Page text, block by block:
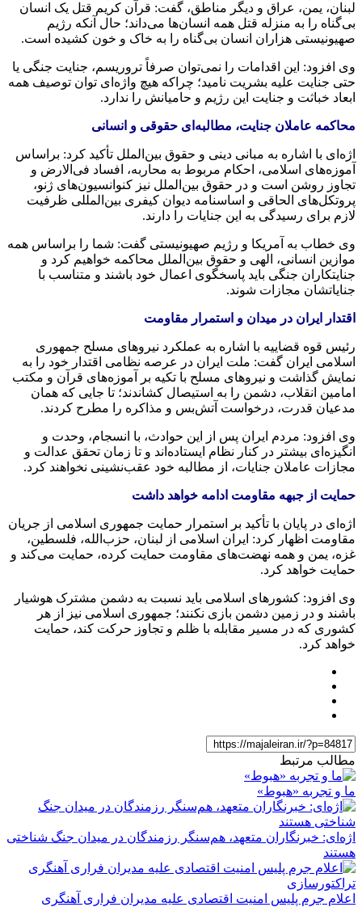
لبنان، یمن، عراق و دیگر مناطق، گفت: قرآن کریم قتل یک انسان
بی‌گناه را به منزله قتل همه انسان‌ها می‌داند؛ حال آنکه رژیم
صهیونیستی هزاران انسان بی‌گناه را به خاک و خون کشیده است.
وی افزود: این اقدامات را نمی‌توان صرفاً تروریسم، جنایت جنگی یا
حتی جنایت علیه بشریت نامید؛ چراکه هیچ واژه‌ای توان توصیف همه
ابعاد خباثت و جنایت این رژیم و حامیانش را ندارد.
محاکمه عاملان جنایت، مطالبه‌ای حقوقی و انسانی
اژه‌ای با اشاره به مبانی دینی و حقوق بین‌الملل تأکید کرد: براساس
آموزه‌های اسلامی، احکام مربوط به محاربه، افساد فی‌الارض و
تجاوز روشن است و در حقوق بین‌الملل نیز کنوانسیون‌های ژنو،
پروتکل‌های الحاقی و اساسنامه دیوان کیفری بین‌المللی ظرفیت
لازم برای رسیدگی به این جنایات را دارند.
وی خطاب به آمریکا و رژیم صهیونیستی گفت: شما را براساس همه
موازین انسانی، الهی و حقوق بین‌الملل محاکمه خواهیم کرد و
جنایتکاران جنگی باید پاسخگوی اعمال خود باشند و متناسب با
جنایاتشان مجازات شوند.
اقتدار ایران در میدان و استمرار مقاومت
رئیس قوه قضاییه با اشاره به عملکرد نیروهای مسلح جمهوری
اسلامی ایران گفت: ملت ایران در عرصه نظامی اقتدار خود را به
نمایش گذاشت و نیروهای مسلح با تکیه بر آموزه‌های قرآن و مکتب
امامین انقلاب، دشمن را به استیصال کشاندند؛ تا جایی که همان
مدعیان قدرت، درخواست آتش‌بس و مذاکره را مطرح کردند.
وی افزود: مردم ایران پس از این حوادث، با انسجام، وحدت و
انگیزه‌ای بیشتر در کنار نظام ایستاده‌اند و تا زمان تحقق عدالت و
مجازات عاملان جنایات، از مطالبه خود عقب‌نشینی نخواهند کرد.
حمایت از جبهه مقاومت ادامه خواهد داشت
اژه‌ای در پایان با تأکید بر استمرار حمایت جمهوری اسلامی از جریان
مقاومت اظهار کرد: ایران اسلامی از لبنان، حزب‌الله، فلسطین،
غزه، یمن و همه نهضت‌های مقاومت حمایت کرده، حمایت می‌کند و
حمایت خواهد کرد.
وی افزود: کشورهای اسلامی باید نسبت به دشمن مشترک هوشیار
باشند و در زمین دشمن بازی نکنند؛ جمهوری اسلامی نیز از هر
کشوری که در مسیر مقابله با ظلم و تجاوز حرکت کند، حمایت
خواهد کرد.
مطالب مرتبط
ما و تجربه «هبوط»
اژه‌ای: خبرنگاران متعهد، هم‌سنگر رزمندگان در میدان جنگ شناختی
هستند
اعلام جرم پلیس امنیت اقتصادی علیه مدیران فراری آهنگری